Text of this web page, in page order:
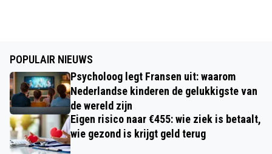
POPULAIR NIEUWS
Psycholoog legt Fransen uit: waarom
Nederlandse kinderen de gelukkigste van
de wereld zijn
Eigen risico naar €455: wie ziek is betaalt,
wie gezond is krijgt geld terug